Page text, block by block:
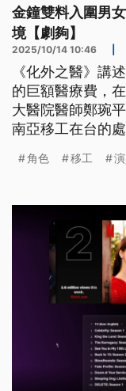
金鐘雙料入圍男
境【劇夠】
2025/10/14 10:46
《化外之醫》講
的巨額醫療費，
大醫院醫師鄭琬
南亞移工在台的
角色 移工